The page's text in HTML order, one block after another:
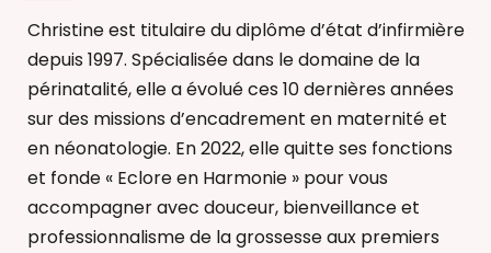
Christine est titulaire du diplôme d’état d’infirmière
depuis 1997. Spécialisée dans le domaine de la
périnatalité, elle a évolué ces 10 dernières années
sur des missions d’encadrement en maternité et
en néonatologie. En 2022, elle quitte ses fonctions
et fonde « Eclore en Harmonie » pour vous
accompagner avec douceur, bienveillance et
professionnalisme de la grossesse aux premiers